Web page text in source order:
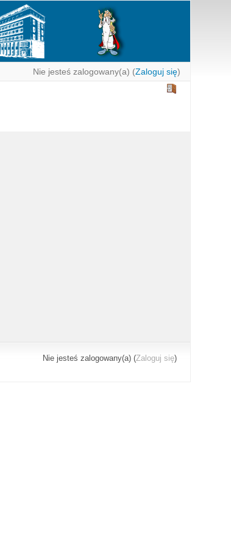
Nie jesteś zalogowany(a) (Zaloguj się)
Nie jesteś zalogowany(a) (Zaloguj się)